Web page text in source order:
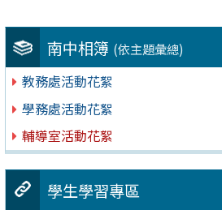
南中相簿 (依主題彙總)
教務處活動花絮
學務處活動花絮
輔導室活動花絮
學生學習專區